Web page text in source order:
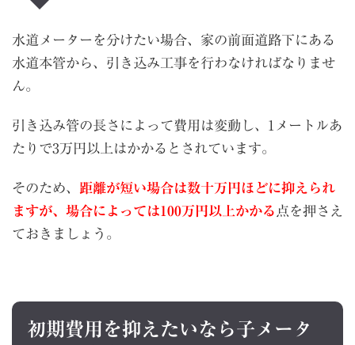
水道メーターを分けたい場合、家の前面道路下にある
水道本管から、引き込み工事を行わなければなりませ
ん。
引き込み管の長さによって費用は変動し、1メートルあ
たりで3万円以上はかかるとされています。
そのため、 距離が短い場合は数十万円ほどに抑えられ
ますが、場合によっては100万円以上かかる 点を押さえ
ておきましょう。
初期費用を抑えたいなら子メータ